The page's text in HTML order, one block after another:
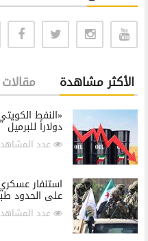
الأكثر مشاهدة
دولاراً للبرميل
عدد المشاهدات
استنفار
على الحدود
عدد المشاهدات